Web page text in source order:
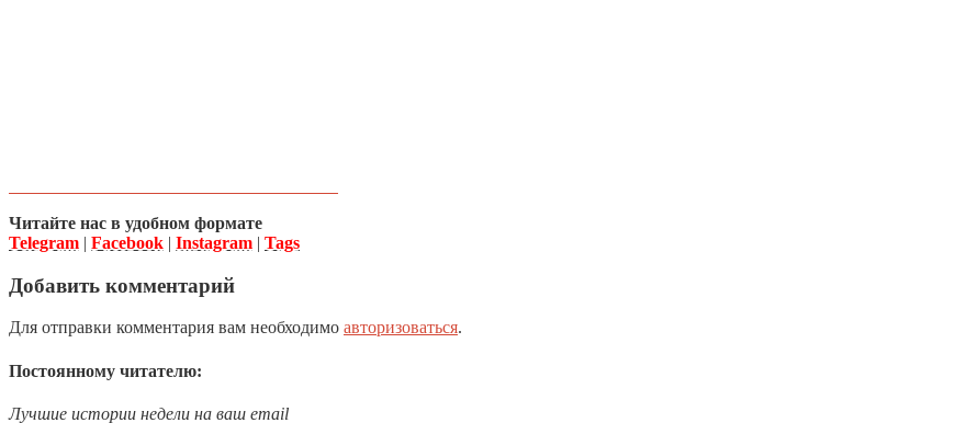
Читайте нас в удобном формате
Telegram | Facebook | Instagram | Tags
Добавить комментарий
Для отправки комментария вам необходимо авторизоваться.
Постоянному читателю:
Лучшие истории недели на ваш email